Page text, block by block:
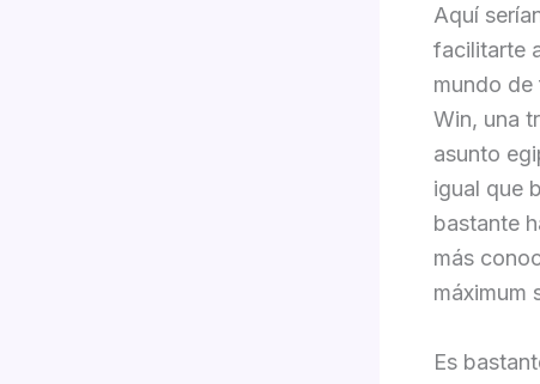
Aquí
facilitarte
mundo de
Win, una
asunto
igual que
bastante
más
máximum
Es